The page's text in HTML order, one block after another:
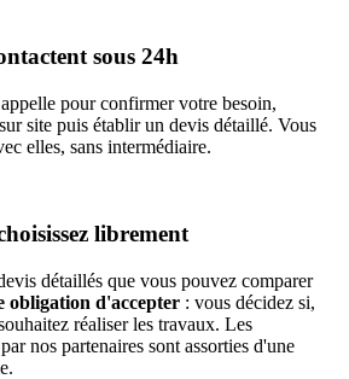
sous 24h
pour confirmer votre besoin,
site puis établir un devis détaillé. Vous
elles, sans intermédiaire.
librement
détaillés que vous pouvez comparer
obligation d'accepter : vous décidez si,
réaliser les travaux. Les
nos partenaires sont assorties d'une